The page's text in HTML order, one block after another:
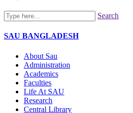
Search
SAU BANGLADESH
About Sau
Administration
Academics
Faculties
Life At SAU
Research
Central Library